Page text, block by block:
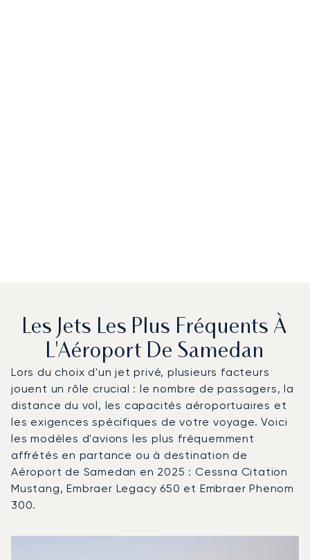
Les Jets Les Plus Fréquents À
L'Aéroport De Samedan
Lors du choix d'un jet privé, plusieurs facteurs
jouent un rôle crucial : le nombre de passagers, la
distance du vol, les capacités aéroportuaires et
les exigences spécifiques de votre voyage. Voici
les modèles d'avions les plus fréquemment
affrétés en partance ou à destination de
Aéroport de Samedan en 2025 : Cessna Citation
Mustang, Embraer Legacy 650 et Embraer Phenom
300.